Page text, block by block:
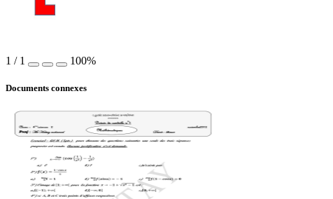
1 / 1 100%
Documents connexes